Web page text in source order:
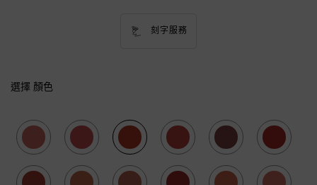
刻字服務
選擇 顏色
Selected
212(新色), 1 of 17Selected
315, 2 of 17 Selected
196, 3 of 17 Selected
313, 4 of 17 Selected
121, 5 of 17 Selected
289, 6 of 17
Selected
299, 7 of 17 Selected
101, 8 of 17 Selected
111 (主打色), 9 of 17
Selected
248, 10 of 17Selected
247 (主打色), 11 of 17
Selected
215, 12 of 17